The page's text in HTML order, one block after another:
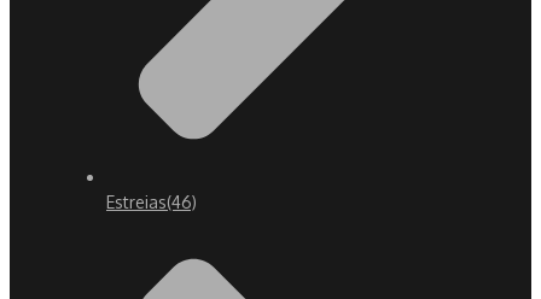
Estreias(46)